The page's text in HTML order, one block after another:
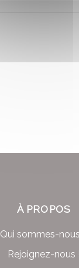
À PROPOS
Qui sommes-
Rejoignez-nous !